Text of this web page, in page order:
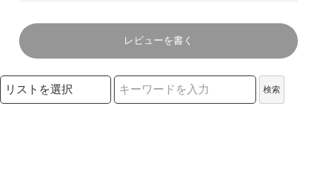
レビューを書く
検索リストの選択
検索